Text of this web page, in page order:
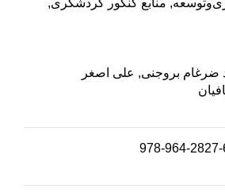
, منابع کنکور گردشگری,
ضرغام بروجنی, علی اصغر
978-964-